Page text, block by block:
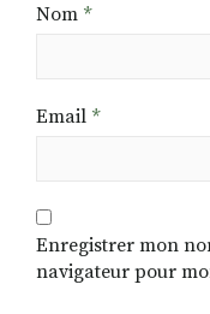
Nom *
Email *
Enregistrer mon
navigateur pour